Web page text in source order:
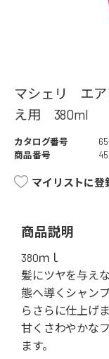
マシェリ エ
え用 380ml
カタログ番号
商品番号
マイリストに登
商品説明
380ｍｌ
髪にツヤを与え
態へ導くシャン
らさらに仕上げ
甘くさわやかな
ます。